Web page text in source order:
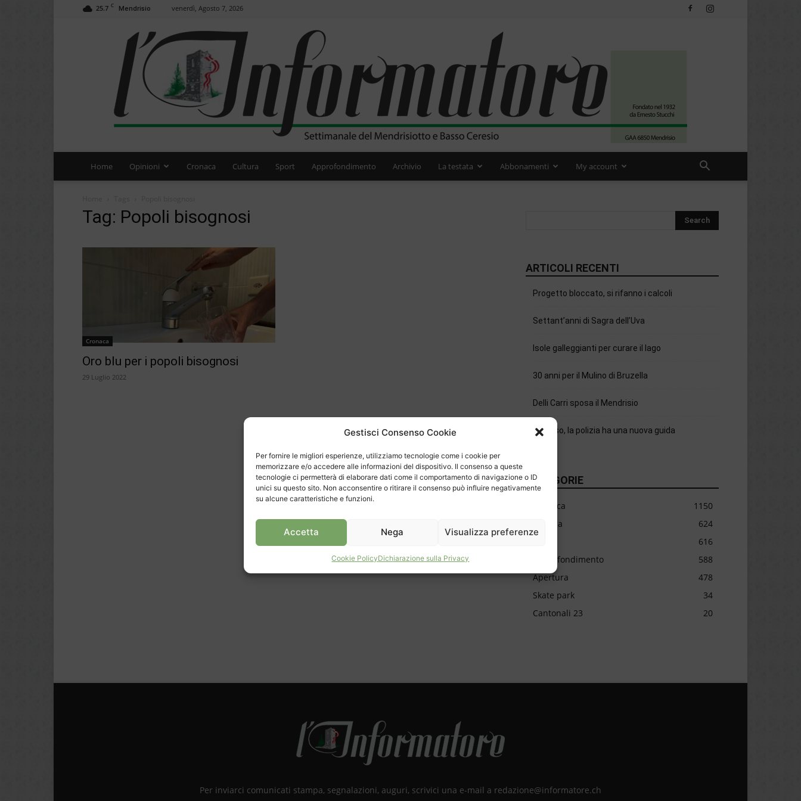
Gestisci Consenso Cookie
Per fornire le migliori esperienze, utilizziamo tecnologie come i cookie per
memorizzare e/o accedere alle informazioni del dispositivo. Il consenso a queste
tecnologie ci permetterà di elaborare dati come il comportamento di navigazione o ID
unici su questo sito. Non acconsentire o ritirare il consenso può influire negativamente
su alcune caratteristiche e funzioni.
Accetta Nega Visualizza preferenze
Cookie PolicyDichiarazione sulla Privacy
25.7 C Mendrisio venerdì, Agosto 7, 2026
Home Opinioni Cronaca Cultura Sport Approfondimento Archivio La testata Abbonamenti My account
Tag: Popoli bisognosi
Cronaca
Oro blu per i popoli bisognosi
29 Luglio 2022
ARTICOLI RECENTI
Progetto bloccato, si rifanno i calcoli
Settant’anni di Sagra dell’Uva
Isole galleggianti per curare il lago
30 anni per il Mulino di Bruzella
Delli Carri sposa il Mendrisio
Chiasso, la polizia ha una nuova guida
CATEGORIE
Cronaca
1150
Cultura
624
616
Approfondimento
588
Apertura
478
Skate park
34
Cantonali 23
20
Per inviarci comunicati stampa, segnalazioni, auguri, scrivici una e-mail a redazione@informatore.ch